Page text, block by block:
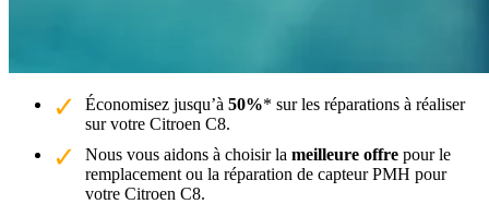
Économisez jusqu’à 50%* sur les réparations à réaliser
sur votre Citroen C8.
Nous vous aidons à choisir la meilleure offre pour le
remplacement ou la réparation de capteur PMH pour
votre Citroen C8.